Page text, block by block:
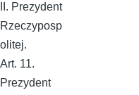
II. Prezydent
Rzeczyposp
olitej.
Art. 11.
Prezydent